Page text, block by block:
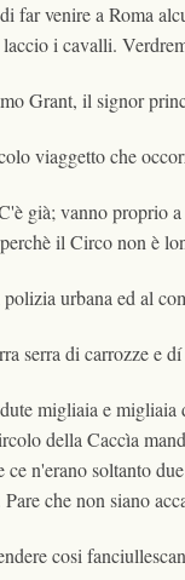
venire a Roma
i cavalli.
Grant, il signor
viaggetto che
già; vanno
il Circo non è
urbana ed al
serra di carrozze e
migliaia e
della Caccìa
n'erano soltanto
che non siano
cosi